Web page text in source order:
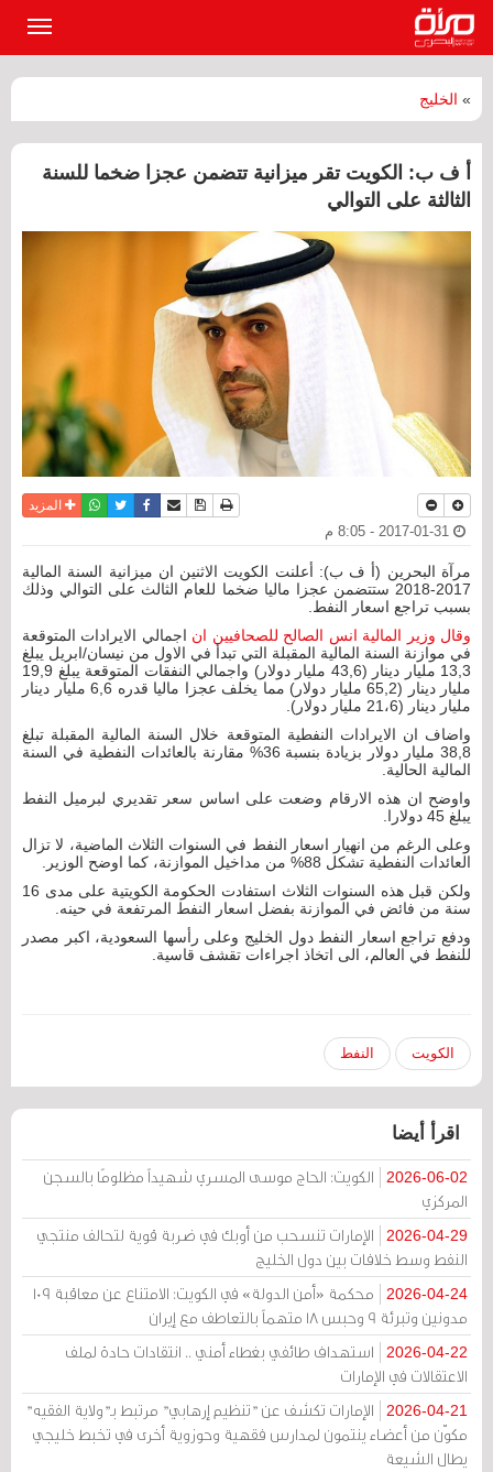
» الخليج
أ ف ب: الكويت تقر ميزانية تتضمن عجزا ضخما للسنة
الثالثة على التوالي
نسخة للطباعة
حفظ الموضوع
أرسل الى صديق
فيسبوكتويترواتسابالمزيد
مرآة البحرين (أ ف ب): أعلنت الكويت الاثنين ان ميزانية السنة المالية
2017-2018 ستتضمن عجزا ماليا ضخما للعام الثالث على التوالي وذلك
بسبب تراجع اسعار النفط.
وقال وزير المالية انس الصالح للصحافيين ان اجمالي الايرادات المتوقعة
في موازنة السنة المالية المقبلة التي تبدأ في الاول من نيسان/ابريل يبلغ
13,3 مليار دينار (43,6 مليار دولار) واجمالي النفقات المتوقعة يبلغ 19,9
مليار دينار (65,2 مليار دولار) مما يخلف عجزا ماليا قدره 6,6 مليار دينار
مليار دينار (21،6 مليار دولار).
واضاف ان الايرادات النفطية المتوقعة خلال السنة المالية المقبلة تبلغ
38,8 مليار دولار بزيادة بنسبة 36% مقارنة بالعائدات النفطية في السنة
المالية الحالية.
واوضح ان هذه الارقام وضعت على اساس سعر تقديري لبرميل النفط
يبلغ 45 دولارا.
وعلى الرغم من انهيار اسعار النفط في السنوات الثلاث الماضية، لا تزال
العائدات النفطية تشكل 88% من مداخيل الموازنة، كما اوضح الوزير.
ولكن قبل هذه السنوات الثلاث استفادت الحكومة الكويتية على مدى 16
سنة من فائض في الموازنة بفضل اسعار النفط المرتفعة في حينه.
ودفع تراجع اسعار النفط دول الخليج وعلى رأسها السعودية، اكبر مصدر
للنفط في العالم، الى اتخاذ اجراءات تقشف قاسية.
الكويت النفط
اقرأ أيضا
2026-06-02
الكويت: الحاج موسى المسري شهيداً مظلومًا بالسجن
المركزي
2026-04-29
الإمارات تنسحب من أوبك في ضربة قوية لتحالف منتجي
النفط وسط خلافات بين دول الخليج
2026-04-24
محكمة «أمن الدولة» في الكويت: الامتناع عن معاقبة 109
مدونين وتبرئة 9 وحبس 18 متهماً بالتعاطف مع إيران
2026-04-22
استهداف طائفي بغطاء أمني .. انتقادات حادة لملف
الاعتقالات في الإمارات
2026-04-21
الإمارات تكشف عن "تنظيم إرهابي" مرتبط بـ"ولاية الفقيه"
مكوّن من أعضاء ينتمون لمدارس فقهية وحوزوية أخرى في تخبط خليجي
يطال الشيعة